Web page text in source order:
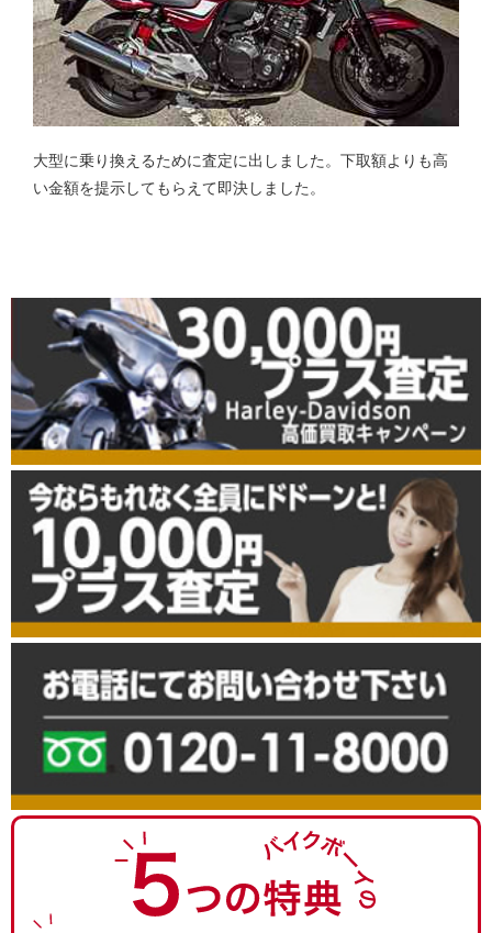
大型に乗り換えるために査定に出しました。下取額よりも高
い金額を提示してもらえて即決しました。